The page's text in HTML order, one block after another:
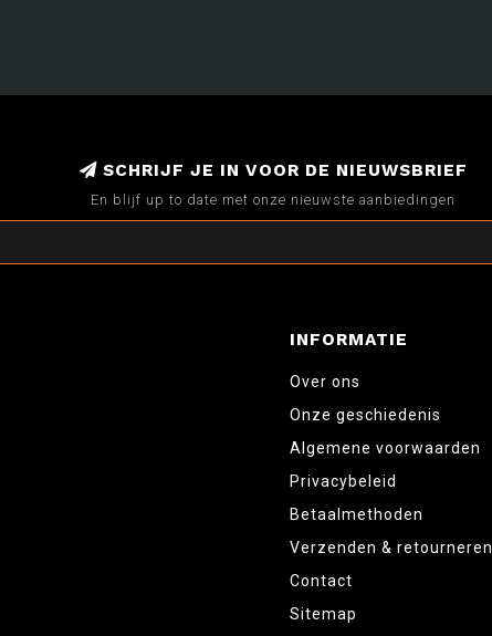
SCHRIJF JE IN VOOR DE NIEUWSBRIEF
En blijf up to date met onze nieuwste aanbiedingen
INFORMATIE
Over ons
Onze geschiedenis
Algemene voorwaarden
Privacybeleid
Betaalmethoden
Verzenden & retourneren
Contact
Sitemap